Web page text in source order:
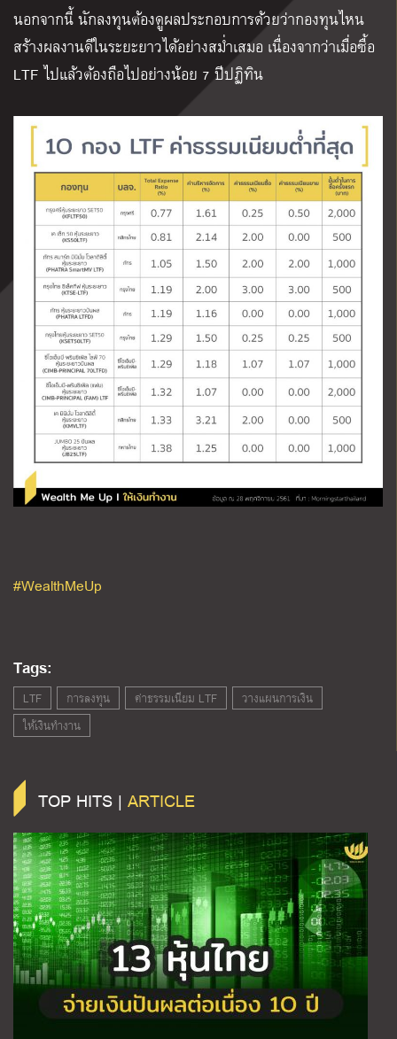
นอกจากนี้ นักลงทุนต้องดูผลประกอบการด้วยว่ากองทุนไหน
สร้างผลงานดีในระยะยาวได้อย่างสม่ำเสมอ เนื่องจากว่าเมื่อซื้อ
LTF ไปแล้วต้องถือไปอย่างน้อย 7 ปีปฏิทิน
#WealthMeUp
Tags:
LTF การลงทุน ค่าธรรมเนียม LTF
วางแผนการเงิน
ให้เงินทำงาน
TOP HITS | ARTICLE